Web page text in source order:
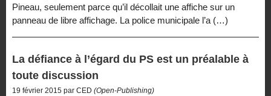
Pineau, seulement parce qu’il décollait une affiche sur un
panneau de libre affichage. La police municipale l’a (…)
La défiance à l’égard du PS est un préalable à
toute discussion
19 février 2015 par CED (Open-Publishing)